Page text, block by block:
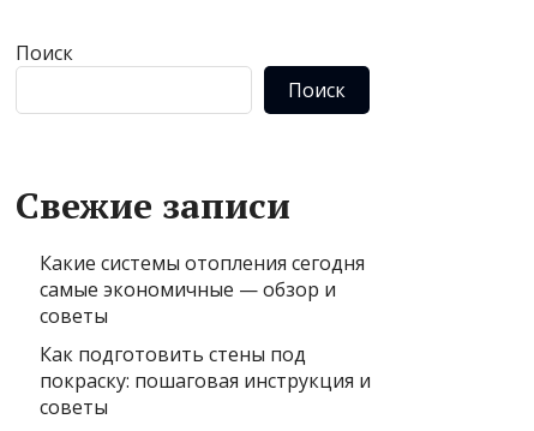
Поиск
Поиск
Свежие записи
Какие системы отопления сегодня
самые экономичные — обзор и
советы
Как подготовить стены под
покраску: пошаговая инструкция и
советы